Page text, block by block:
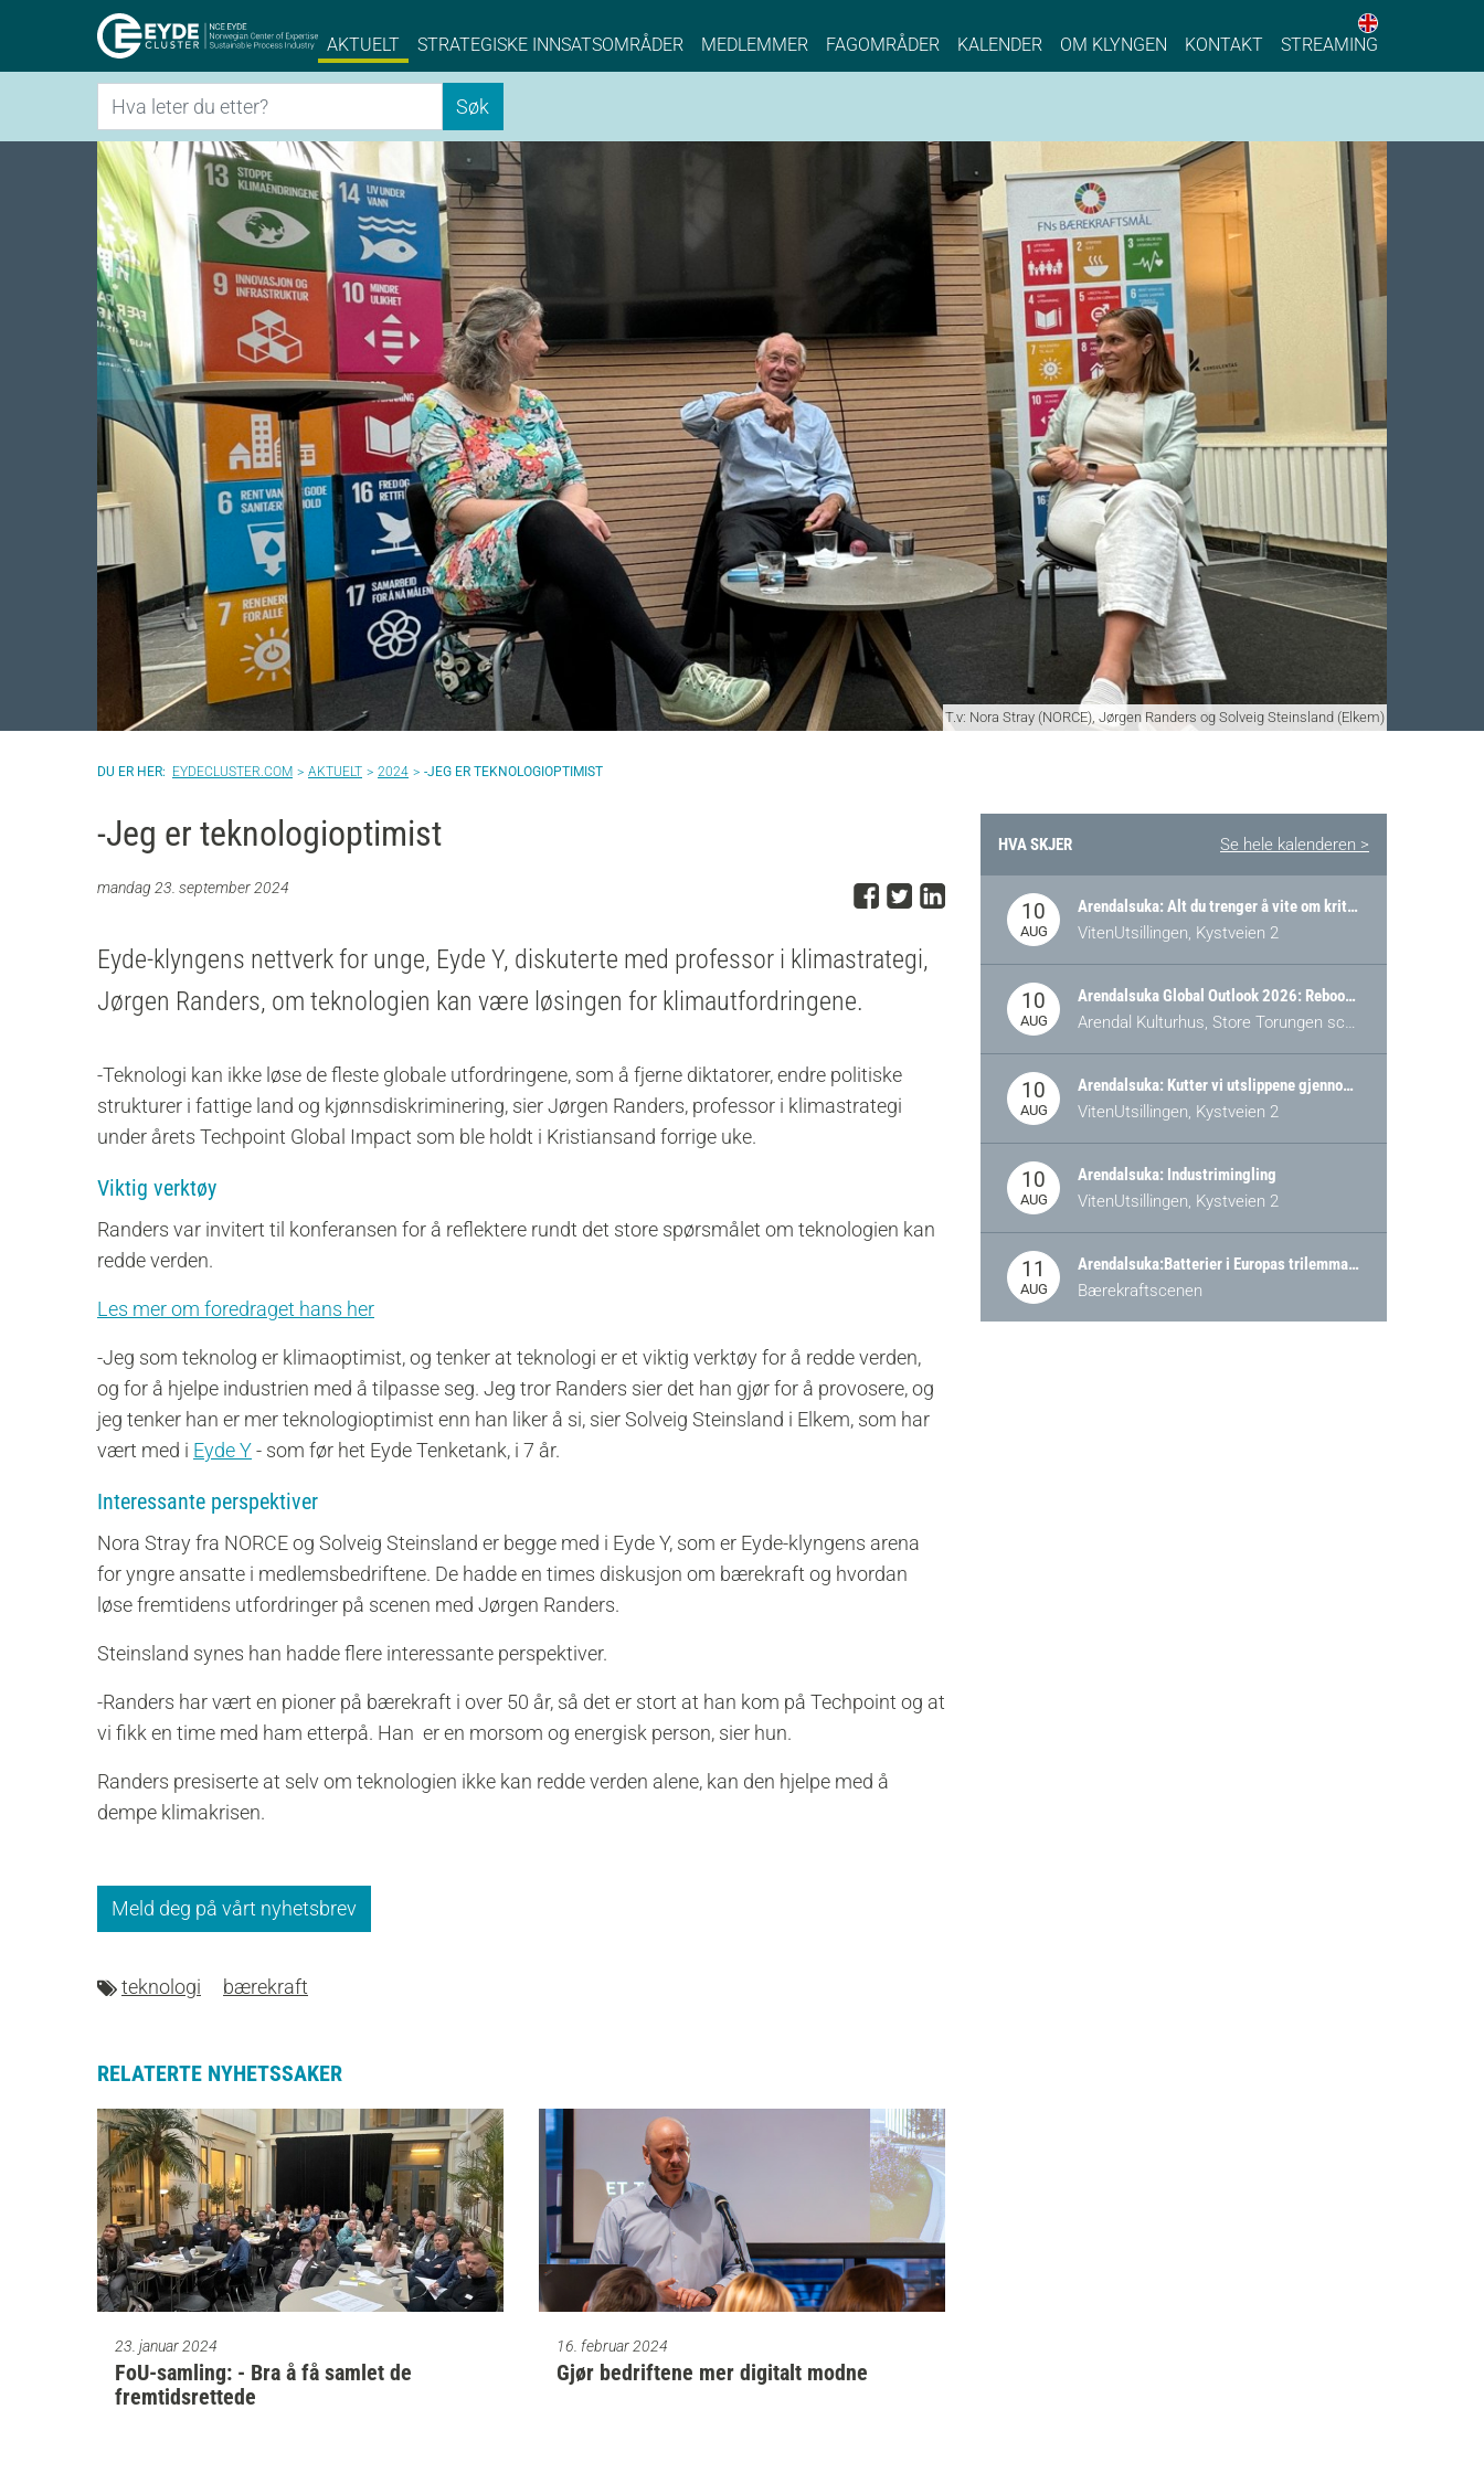
Eyde-Cluster | NCE EYDE, Norwegian Center of Expertise, Sustainable Process Industry
AKTUELT STRATEGISKE INNSATSOMRÅDER MEDLEMMER FAGOMRÅDER KALENDER OM KLYNGEN KONTAKT STREAMING
English
Søk Søk
T.v: Nora Stray (NORCE), Jørgen Randers og Solveig Steinsland (Elkem)
EYDECLUSTER.COM AKTUELT 2024 -JEG ER TEKNOLOGIOPTIMIST
-Jeg er teknologioptimist
mandag 23. september 2024 Del på Facebook
Del på Twitter
Del på LinkedIn
Eyde-klyngens nettverk for unge, Eyde Y, diskuterte med professor i klimastrategi,
Jørgen Randers, om teknologien kan være løsingen for klimautfordringene.
-Teknologi kan ikke løse de fleste globale utfordringene, som å fjerne diktatorer, endre politiske
strukturer i fattige land og kjønnsdiskriminering, sier Jørgen Randers, professor i klimastrategi
under årets Techpoint Global Impact som ble holdt i Kristiansand forrige uke.
Viktig verktøy
Randers var invitert til konferansen for å reflektere rundt det store spørsmålet om teknologien kan
redde verden.
Les mer om foredraget hans her
-Jeg som teknolog er klimaoptimist, og tenker at teknologi er et viktig verktøy for å redde verden,
og for å hjelpe industrien med å tilpasse seg. Jeg tror Randers sier det han gjør for å provosere, og
jeg tenker han er mer teknologioptimist enn han liker å si, sier Solveig Steinsland i Elkem, som har
vært med i Eyde Y- som før het Eyde Tenketank, i 7 år.
Interessante perspektiver
Nora Stray fra NORCE og Solveig Steinsland er begge med i Eyde Y, som er Eyde-klyngens arena
for yngre ansatte i medlemsbedriftene. De hadde en times diskusjon om bærekraft og hvordan
løse fremtidens utfordringer på scenen med Jørgen Randers.
Steinsland synes han hadde flere interessante perspektiver.
-Randers har vært en pioner på bærekraft i over 50 år, så det er stort at han kom på Techpoint og at
vi fikk en time med ham etterpå. Han er en morsom og energisk person, sier hun.
Randers presiserte at selv om teknologien ikke kan redde verden alene, kan den hjelpe med å
dempe klimakrisen.
Meld deg på vårt nyhetsbrev
teknologi bærekraft
RELATERTE NYHETSSAKER
23. januar 2024
FoU-samling: - Bra å få samlet de
fremtidsrettede
16. februar 2024
Gjør bedriftene mer digitalt modne
HVA SKJER Se hele kalenderen >
10
AUG
Arendalsuka: Alt du trenger å vite om kritiske og strategiske verdikjeder i Norge
VitenUtsillingen, Kystveien 2
10
AUG
Arendalsuka Global Outlook 2026: Rebooting Democracy for a New World Order
Arendal Kulturhus, Store Torungen scene
10
AUG
Arendalsuka: Kutter vi utslippene gjennom omstilling – eller tap av industri?
VitenUtsillingen, Kystveien 2
10
AUG
Arendalsuka: Industrimingling
VitenUtsillingen, Kystveien 2
11
AUG
Arendalsuka:Batterier i Europas trilemma: Energisikkerhet, konkurransekraft og bærekraft (Battery Norway-arrangement)
Bærekraftscenen